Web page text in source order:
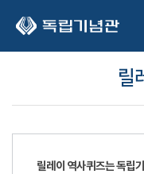
릴
릴레이 역사퀴즈는 독립